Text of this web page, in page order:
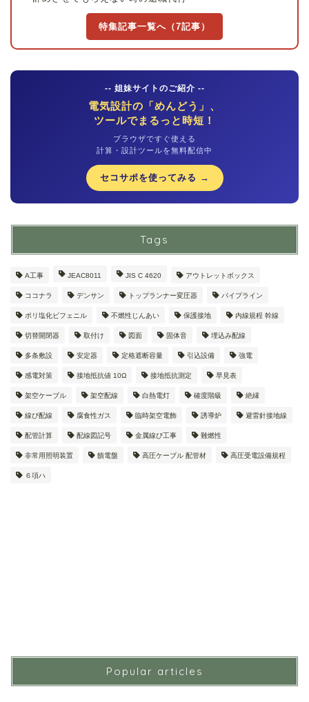
特集記事一覧へ（7記事）
-- 姐妹サイトのご紹介 --
電気設計の「めんどう」、
ツールでまるっと時短！
ブラウザですぐ使える
計算・設計ツールを無料配信中
セコサポを使ってみる →
Tags
A工事 JEAC8011 JIS C 4620 アウトレットボックス
ココナラ デンサン トップランナー変圧器 パイプライン
ポリ塩化ビフェニル 不燃性じんあい 保護接地 内線規程 幹線
切替開閉器 取付け 図面 固体音 埋込み配線
多条敷設 安定器 定格遮断容量 引込設備 強電
感電対策 接地抵抗値 10Ω 接地抵抗測定 早見表
架空ケーブル 架空配線 白熱電灯 確度階級 絶縁
線ぴ配線 腐食性ガス 臨時架空電飾 誘導炉 避雷針接地線
配管計算 配線図記号 金属線ぴ工事 難燃性
非常用照明装置 饋電盤 高圧ケーブル 配管材 高圧受電設備規程
６項ハ
Popular articles